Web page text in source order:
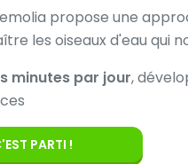
propose une
les oiseaux d'eau qui
minutes par jour,
PARTI !